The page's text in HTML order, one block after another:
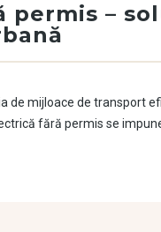
permis –
de mijloace de transport
fără permis se